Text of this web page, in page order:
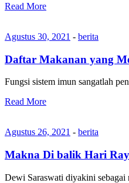
Read More
Agustus 30, 2021 - berita
Daftar Makanan yang
Fungsi sistem imun sangatlah
Read More
Agustus 26, 2021 - berita
Makna Di balik Hari
Dewi Saraswati diyakini